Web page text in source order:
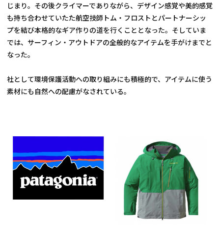
じまり。その後クライマーでありながら、デザイン感覚や美的感覚
も持ち合わせていたた航空技師トム・フロストとパートナーシッ
プを結び本格的なギア作りの道を行くこととなった。そしていま
では、サーフィン・アウトドアの全般的なアイテムを手がけまでと
なった。
社として環境保護活動への取り組みにも積極的で、アイテムに使う
素材にも自然への配慮がなされている。